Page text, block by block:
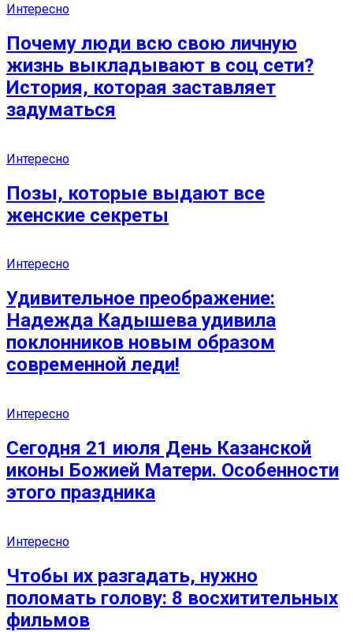
Интересно
Почему люди всю свою личную
жизнь выкладывают в соц сети?
История, которая заставляет
задуматься
Интересно
Позы, которые выдают все
женские секреты
Интересно
Удивительное преображение:
Надежда Кадышева удивила
поклонников новым образом
современной леди!
Интересно
Сегодня 21 июля День Казанской
иконы Божией Матери. Особенности
этого праздника
Интересно
Чтобы их разгадать, нужно
поломать голову: 8 восхитительных
фильмов